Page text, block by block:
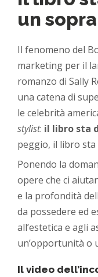
un
Il fenomeno del
marketing per il
romanzo di Sally
una catena di
le celebrità
stylist: il libro sta
peggio, il libro
Ponendo la
opere che ci
e la profondità
da possedere ed
all’estetica e agli
un’opportunità o
Il video